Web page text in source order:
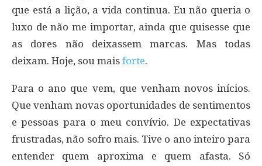
que está a lição, a vida continua. Eu não queria o
luxo de não me importar, ainda que quisesse que
as dores não deixassem marcas. Mas todas
deixam. Hoje, sou mais forte.
Para o ano que vem, que venham novos inícios.
Que venham novas oportunidades de sentimentos
e pessoas para o meu convívio. De expectativas
frustradas, não sofro mais. Tive o ano inteiro para
entender quem aproxima e quem afasta. Só